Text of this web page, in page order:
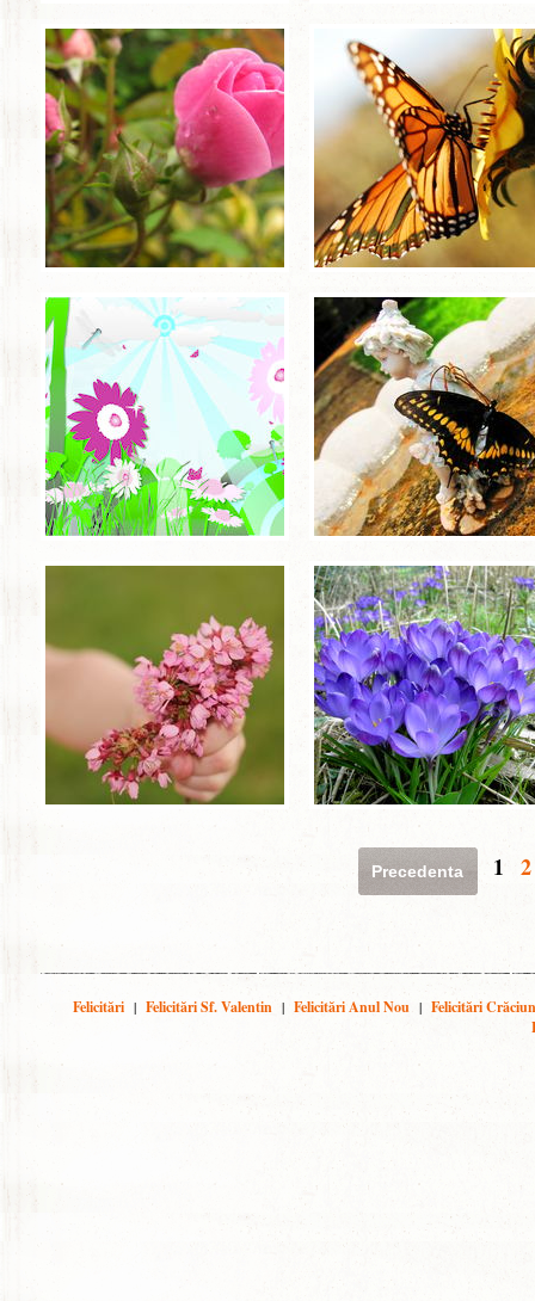
Precedenta 1 2
Felicitări | Felicitări Sf. Valentin | Felicitări Anul Nou | Felicitări